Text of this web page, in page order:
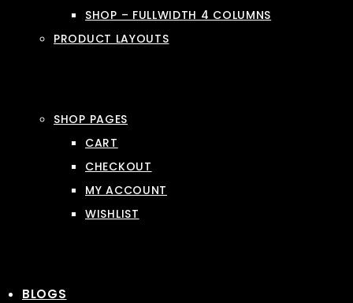
SHOP – FULLWIDTH 4 COLUMNS
PRODUCT LAYOUTS
SHOP PAGES
CART
CHECKOUT
MY ACCOUNT
WISHLIST
BLOGS